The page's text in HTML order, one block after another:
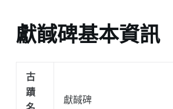
獻馘碑基本資訊
古
蹟
獻馘碑